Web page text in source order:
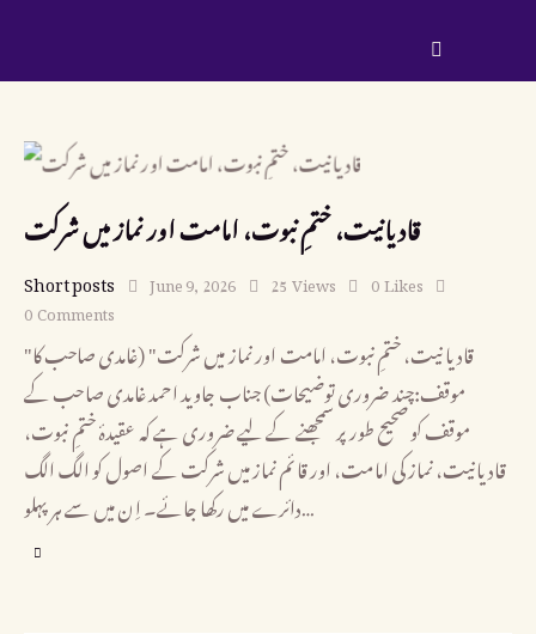
قادیانیت، ختمِ نبوت، امامت اور نماز میں شرکت
Short posts June 9, 2026 25Views 0Likes
0Comments
"قادیانیت، ختمِ نبوت، امامت اور نماز میں شرکت" (غامدی صاحب کا
موقف:چند ضروری توضیحات) جناب جاوید احمد غامدی صاحب کے
موقف کو صحیح طور پر سمجھنے کے لیے ضروری ہے کہ عقیدۂ ختمِ نبوت،
قادیانیت، نماز کی امامت، اور قائم نماز میں شرکت کے اصول کو الگ الگ
دائرے میں رکھا جائے۔ اِن میں سے ہر پہلو…